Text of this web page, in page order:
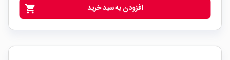
shopping_cart افزودن به سبد خرید